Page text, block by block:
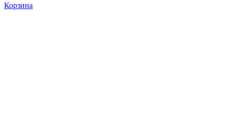
Корзина